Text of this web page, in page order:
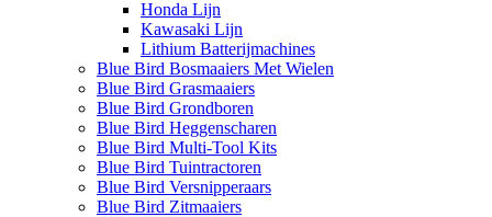
Honda Lijn
Kawasaki Lijn
Lithium Batterijmachines
Blue Bird Bosmaaiers Met Wielen
Blue Bird Grasmaaiers
Blue Bird Grondboren
Blue Bird Heggenscharen
Blue Bird Multi-Tool Kits
Blue Bird Tuintractoren
Blue Bird Versnipperaars
Blue Bird Zitmaaiers